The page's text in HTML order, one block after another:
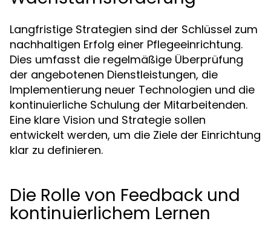
Langfristige Strategien sind der Schlüssel zum
nachhaltigen Erfolg einer Pflegeeinrichtung.
Dies umfasst die regelmäßige Überprüfung
der angebotenen Dienstleistungen, die
Implementierung neuer Technologien und die
kontinuierliche Schulung der Mitarbeitenden.
Eine klare Vision und Strategie sollen
entwickelt werden, um die Ziele der Einrichtung
klar zu definieren.
Die Rolle von Feedback und
kontinuierlichem Lernen